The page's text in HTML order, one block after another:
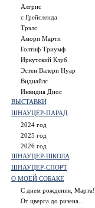
Алгрис
с Грейсленда
Трэлс
Амори Марти
Голтиф Триумф
Иркутский Клуб
Эстен Валери Нуар
Виднайлс
Инвидиа Диос
ВЫСТАВКИ
ШНАУЦЕР-ПАРАД
2024 год
2025 год
2026 год
ШНАУЦЕР-ШКОЛА
ШНАУЦЕР-СПОРТ
О МОЕЙ СОБАКЕ
С днем рождения, Марта!
От цверга до ризена...